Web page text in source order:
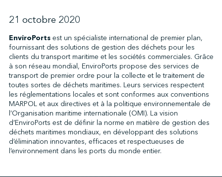
S'INFORMER
NOUS JOINDRE
↩︎
21 octobre 2020
EnviroPortsest un spécialiste international de premier plan,
fournissant des solutions de gestion des déchets pour les
clients du transport maritime et les sociétés commerciales. Grâce
à son réseau mondial, EnviroPorts propose des services de
transport de premier ordre pour la collecte et le traitement de
toutes sortes de déchets maritimes. Leurs services respectent
les réglementations locales et sont conformes aux conventions
MARPOL et aux directives et à la politique environnementale de
l’Organisation maritime internationale (OMI). La vision
d’EnviroPorts est de définir la norme en matière de gestion des
déchets maritimes mondiaux, en développant des solutions
d’élimination innovantes, efficaces et respectueuses de
l’environnement dans les ports du monde entier.